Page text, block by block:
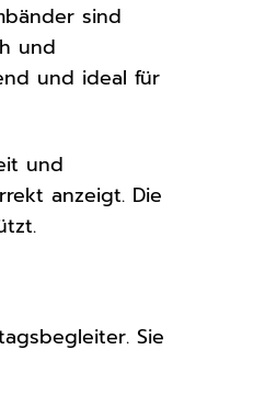
sind
und
und ideal für
und
anzeigt. Die
Sie